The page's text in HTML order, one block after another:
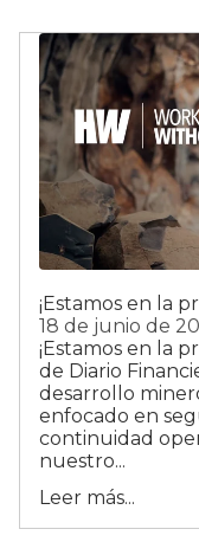
¡Estamos en la
18 de junio de
¡Estamos en la
de Diario
desarrollo
enfocado en
continuidad
nuestro...
Leer más...